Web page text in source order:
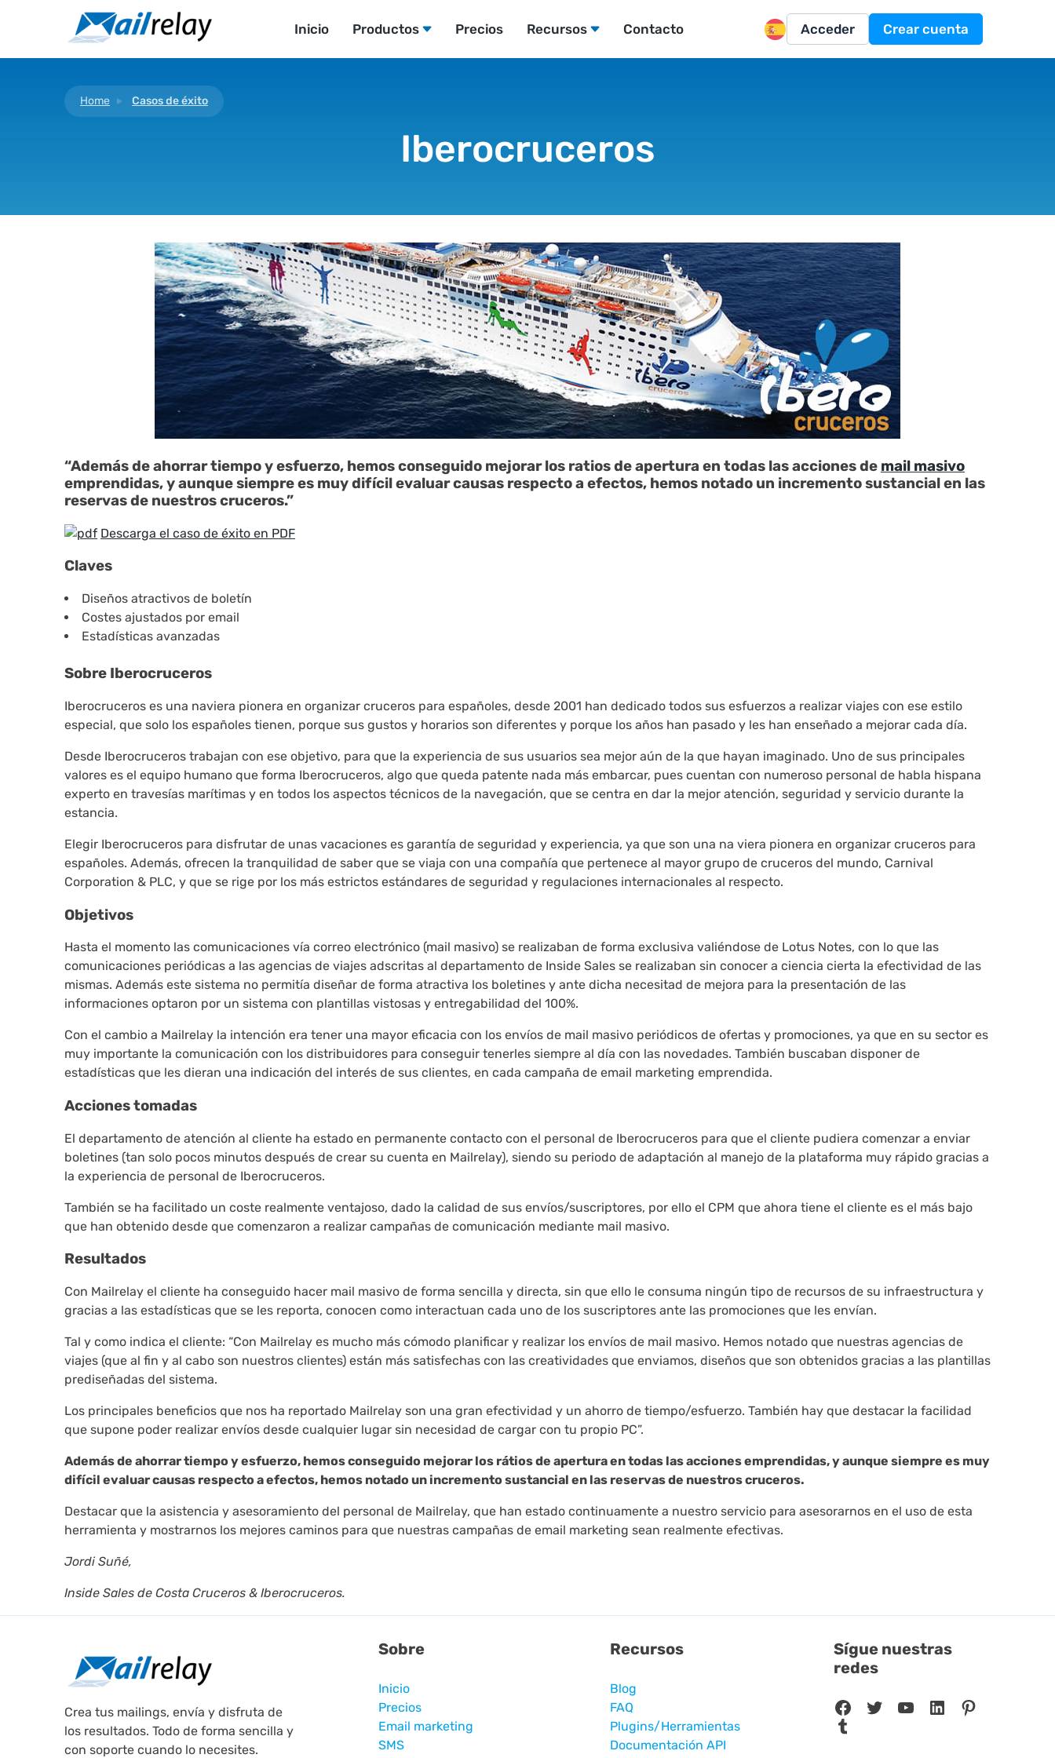
Inicio Productos Precios Recursos Contacto Acceder Crear cuenta
Home Casos de éxito
Iberocruceros
“Además de ahorrar tiempo y esfuerzo, hemos conseguido mejorar los ratios de apertura en todas las acciones de mail masivo
emprendidas, y aunque siempre es muy difícil evaluar causas respecto a efectos, hemos notado un incremento sustancial en las
reservas de nuestros cruceros.”
Descarga el caso de éxito en PDF
Claves
Diseños atractivos de boletín
Costes ajustados por email
Estadísticas avanzadas
Sobre Iberocruceros
Iberocruceros es una naviera pionera en organizar cruceros para españoles, desde 2001 han dedicado todos sus esfuerzos a realizar viajes con ese estilo
especial, que solo los españoles tienen, porque sus gustos y horarios son diferentes y porque los años han pasado y les han enseñado a mejorar cada día.
Desde Iberocruceros trabajan con ese objetivo, para que la experiencia de sus usuarios sea mejor aún de la que hayan imaginado. Uno de sus principales
valores es el equipo humano que forma Iberocruceros, algo que queda patente nada más embarcar, pues cuentan con numeroso personal de habla hispana
experto en travesías marítimas y en todos los aspectos técnicos de la navegación, que se centra en dar la mejor atención, seguridad y servicio durante la
estancia.
Elegir Iberocruceros para disfrutar de unas vacaciones es garantía de seguridad y experiencia, ya que son una na viera pionera en organizar cruceros para
españoles. Además, ofrecen la tranquilidad de saber que se viaja con una compañía que pertenece al mayor grupo de cruceros del mundo, Carnival
Corporation & PLC, y que se rige por los más estrictos estándares de seguridad y regulaciones internacionales al respecto.
Objetivos
Hasta el momento las comunicaciones vía correo electrónico (mail masivo) se realizaban de forma exclusiva valiéndose de Lotus Notes, con lo que las
comunicaciones periódicas a las agencias de viajes adscritas al departamento de Inside Sales se realizaban sin conocer a ciencia cierta la efectividad de las
mismas. Además este sistema no permitía diseñar de forma atractiva los boletines y ante dicha necesitad de mejora para la presentación de las
informaciones optaron por un sistema con plantillas vistosas y entregabilidad del 100%.
Con el cambio a Mailrelay la intención era tener una mayor eficacia con los envíos de mail masivo periódicos de ofertas y promociones, ya que en su sector es
muy importante la comunicación con los distribuidores para conseguir tenerles siempre al día con las novedades. También buscaban disponer de
estadísticas que les dieran una indicación del interés de sus clientes, en cada campaña de email marketing emprendida.
Acciones tomadas
El departamento de atención al cliente ha estado en permanente contacto con el personal de Iberocruceros para que el cliente pudiera comenzar a enviar
boletines (tan solo pocos minutos después de crear su cuenta en Mailrelay), siendo su periodo de adaptación al manejo de la plataforma muy rápido gracias a
la experiencia de personal de Iberocruceros.
También se ha facilitado un coste realmente ventajoso, dado la calidad de sus envíos/suscriptores, por ello el CPM que ahora tiene el cliente es el más bajo
que han obtenido desde que comenzaron a realizar campañas de comunicación mediante mail masivo.
Resultados
Con Mailrelay el cliente ha conseguido hacer mail masivo de forma sencilla y directa, sin que ello le consuma ningún tipo de recursos de su infraestructura y
gracias a las estadísticas que se les reporta, conocen como interactuan cada uno de los suscriptores ante las promociones que les envían.
Tal y como indica el cliente: “Con Mailrelay es mucho más cómodo planificar y realizar los envíos de mail masivo. Hemos notado que nuestras agencias de
viajes (que al fin y al cabo son nuestros clientes) están más satisfechas con las creatividades que enviamos, diseños que son obtenidos gracias a las plantillas
prediseñadas del sistema.
Los principales beneficios que nos ha reportado Mailrelay son una gran efectividad y un ahorro de tiempo/esfuerzo. También hay que destacar la facilidad
que supone poder realizar envíos desde cualquier lugar sin necesidad de cargar con tu propio PC”.
Además de ahorrar tiempo y esfuerzo, hemos conseguido mejorar los rátios de apertura en todas las acciones emprendidas, y aunque siempre es muy
difícil evaluar causas respecto a efectos, hemos notado un incremento sustancial en las reservas de nuestros cruceros.
Destacar que la asistencia y asesoramiento del personal de Mailrelay, que han estado continuamente a nuestro servicio para asesorarnos en el uso de esta
herramienta y mostrarnos los mejores caminos para que nuestras campañas de email marketing sean realmente efectivas.
Jordi Suñé,
Inside Sales de Costa Cruceros & Iberocruceros.
Crea tus mailings, envía y disfruta de
los resultados. Todo de forma sencilla y
con soporte cuando lo necesites.
Sobre
Inicio
Precios
Email marketing
SMS
Recursos
Blog
FAQ
Plugins/Herramientas
Documentación API
Sígue nuestras
redes
Facebook Twitter YouTube LinkedIn
Pinterest
Tumblr